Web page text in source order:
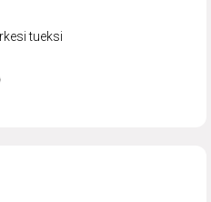
tueksi
käyttöönotot